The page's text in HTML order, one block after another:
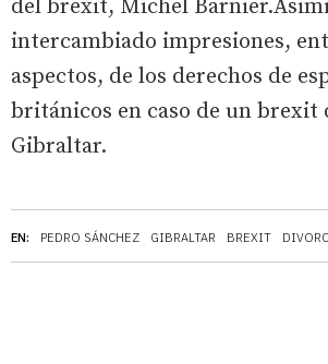
EN: PEDRO SÁNCHEZ GIBRALTAR BREXIT
del brexit, Michel
intercambiado impresiones,
aspectos, de los derechos de
británicos en caso de un brexit
Gibraltar.